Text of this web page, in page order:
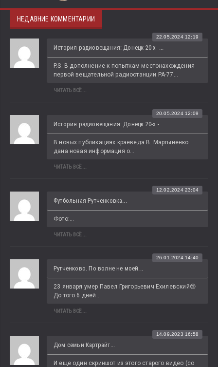
НЕДАВНИЕ КОММЕНТАРИИ
История радиовещания: Донецк 20-х -...
22.05.2024 12:19
P.S. В дополнение к попыткам местонахождения
первой вещательной радиостанции РА-77...
ЧИТАТЬ ВСЁ...
История радиовещания: Донецк 20-х -...
20.05.2024 12:09
В новых публикациях краеведа В. Мартыненко
дана новая информация о...
ЧИТАТЬ ВСЁ...
Футбольная Рутченковка...
12.02.2024 23:04
Фото:...
ЧИТАТЬ ВСЁ...
Рутченково. По волне не моей...
26.01.2024 14:40
23 января умер Павел Григорьевич Ехилевский😢
До того 6 дней...
ЧИТАТЬ ВСЁ...
Дом семьи Картрайт...
14.09.2023 16:58
И еще один скриншот из этого старого видео (со